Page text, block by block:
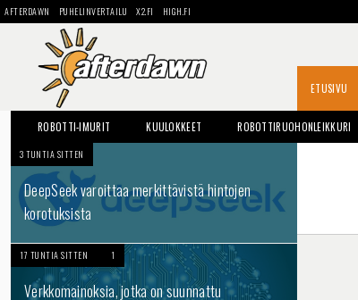
AFTERDAWN PUHELINVERTAILU X2.FI HIGH.FI
ETUSIVU
ROBOTTI-IMURIT KUULOKKEET ROBOTTIRUOHONLEIKKURI
3 TUNTIA SITTEN
DeepSeek varoittaa merkittävistä hintojen
korotuksista
17 TUNTIA SITTEN 1
Verkkomainoksia, jotka on suunnattu